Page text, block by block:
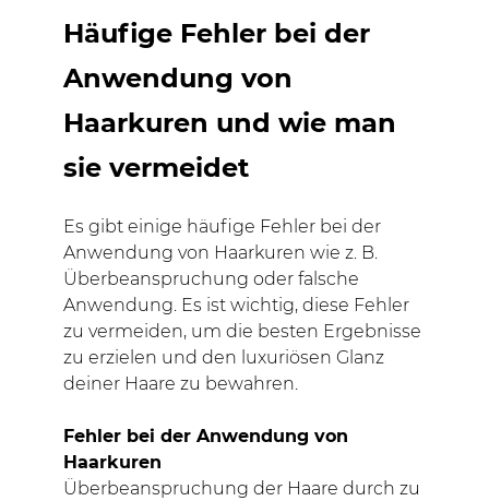
Häufige Fehler bei der
Anwendung von
Haarkuren und wie man
sie vermeidet
Es gibt einige häufige Fehler bei der
Anwendung von Haarkuren wie z. B.
Überbeanspruchung oder falsche
Anwendung. Es ist wichtig, diese Fehler
zu vermeiden, um die besten Ergebnisse
zu erzielen und den luxuriösen Glanz
deiner Haare zu bewahren.
Fehler bei der Anwendung von
Haarkuren
Überbeanspruchung der Haare durch zu